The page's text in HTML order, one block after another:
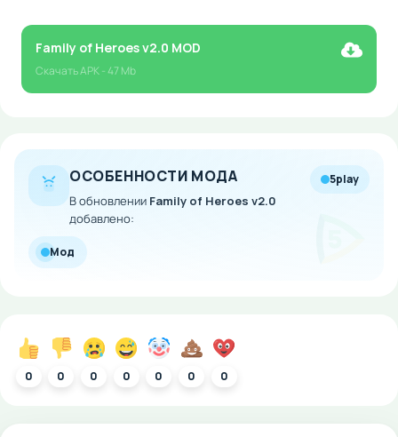
Family of Heroes v2.0 MOD
СкачатьAPK- 47 Mb
ОСОБЕННОСТИ МОДА
В обновлении Family of Heroes v2.0
добавлено:
5play
Мод
0 0 0 0 0 0 0